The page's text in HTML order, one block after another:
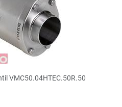
VMC50.04HTEC.50R.50